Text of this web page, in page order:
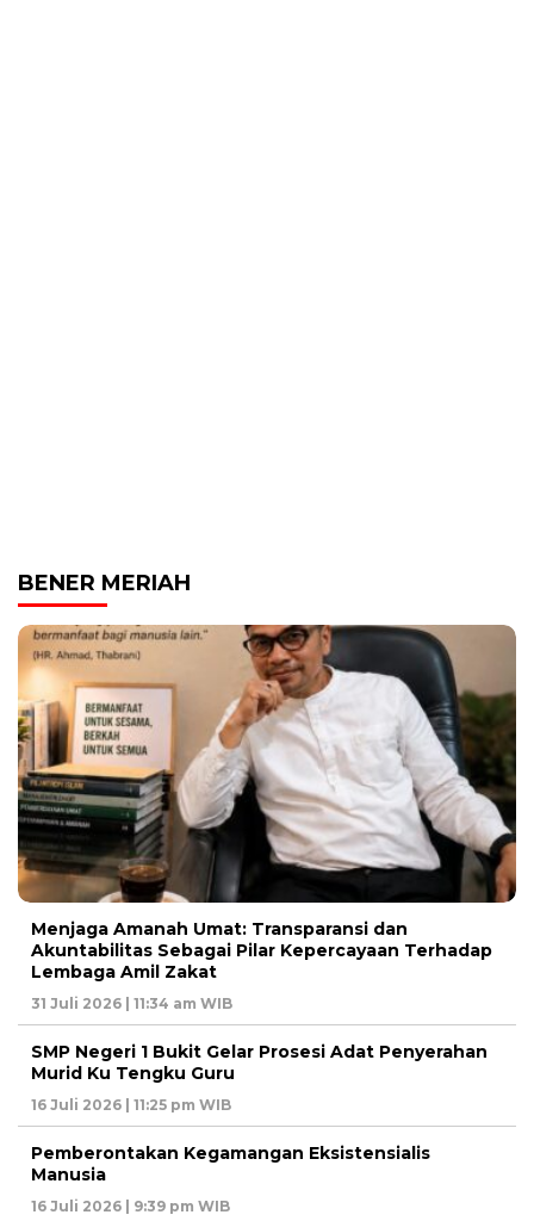
BENER MERIAH
Menjaga Amanah Umat: Transparansi dan
Akuntabilitas Sebagai Pilar Kepercayaan Terhadap
Lembaga Amil Zakat
31 Juli 2026 | 11:34 am WIB
SMP Negeri 1 Bukit Gelar Prosesi Adat Penyerahan
Murid Ku Tengku Guru
16 Juli 2026 | 11:25 pm WIB
Pemberontakan Kegamangan Eksistensialis
Manusia
16 Juli 2026 | 9:39 pm WIB